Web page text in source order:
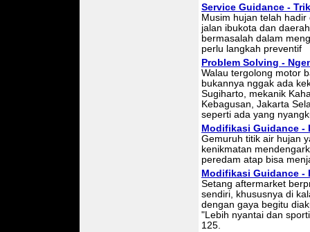
Service Guidance -
Musim hujan telah
jalan ibukota dan
bermasalah dalam
perlu langkah preventif
Problem Solving -
Walau tergolong motor
bukannya nggak ada
Sugiharto, mekanik
Kebagusan, Jakarta
seperti ada yang
Modifikasi Guidance -
Gemuruh titik air hujan
kenikmatan
peredam atap bisa
Modifikasi Guidance -
Setang aftermarket
sendiri, khususnya di
dengan gaya begitu
"Lebih nyantai dan
125.